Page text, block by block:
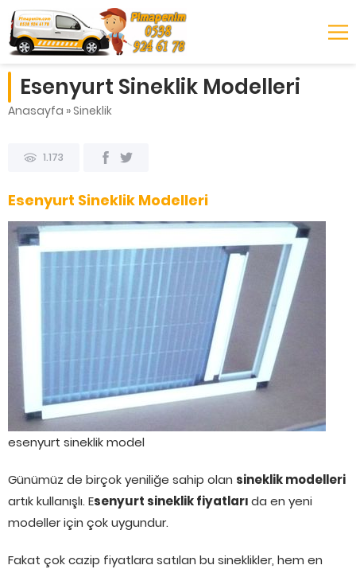
Esenyurt Sineklik Modelleri
Anasayfa »Sineklik
1.173
Esenyurt Sineklik Modelleri
esenyurt sineklik model
Günümüz de birçok yeniliğe sahip olan sineklik modelleri
artık kullanışlı. Esenyurt sineklik fiyatlarıda en yeni
modeller için çok uygundur.
Fakat çok cazip fiyatlara satılan bu sineklikler, hem en